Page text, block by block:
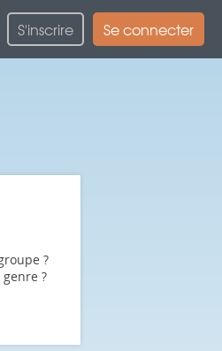
S'inscrire Se connecter
?
?